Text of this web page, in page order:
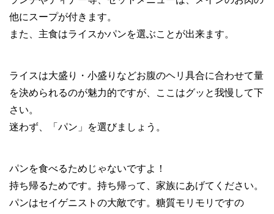
他にスープが付きます。
また、主食はライスかパンを選ぶことが出来ます。
ライスは大盛り・小盛りなどお腹のヘリ具合に合わせて量
を決められるのが魅力的ですが、ここはグッと我慢して下
さい。
迷わず、「パン」を選びましょう。
パンを食べるためじゃないですよ！
持ち帰るためです。持ち帰って、家族にあげてください。
パンはセイゲニストの大敵です。糖質モリモリですの